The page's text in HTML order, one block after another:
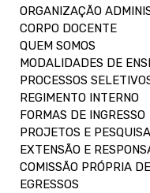
ORGANIZAÇÃO
CORPO DOCENTE
QUEM SOMOS
MODALIDADES DE
PROCESSOS
REGIMENTO INTERNO
FORMAS DE INGRESSO
PROJETOS E
EXTENSÃO E
COMISSÃO PRÓPRIA
EGRESSOS